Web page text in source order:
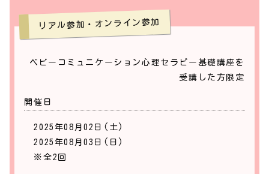
子育てのあらゆるお悩み、お子さんの障害について、
を兼ねているので安心してご相談して頂けます。
中でも一番の得意は、カウンセリングの世界ではまだ
未開発ジャンルである「未来カウンセリング」で、夢
や希望を叶えるために、本来ご自身の持つ性質や才能
リアル参加・オンライン参加
ベビーコミュニケーション心理セラピー基礎講座を
受講した方限定
開催日
2025年08月02日(土)
2025年08月03日(日)
※全2回